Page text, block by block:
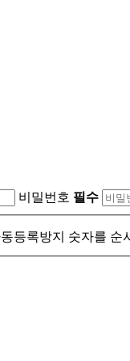
비밀번호 필수
등록방지 숫자를 순